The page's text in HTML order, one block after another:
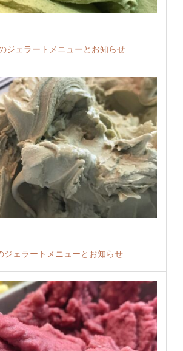
ジェラートメニューとお知らせ
ジェラートメニューとお知らせ